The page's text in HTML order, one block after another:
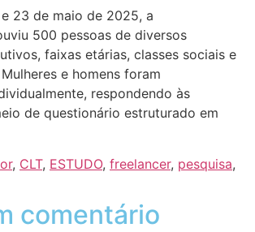
23 de maio de 2025, a
500 pessoas de diversos
faixas etárias, classes sociais e
e homens foram
respondendo às
de questionário estruturado em
, CLT, ESTUDO, freelancer, pesquisa,
comentário